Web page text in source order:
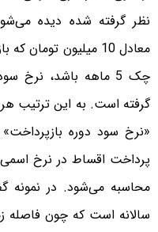
نظر گرفته شده دیده
«نرخ سود دوره
پرداخت اقساط در نرخ